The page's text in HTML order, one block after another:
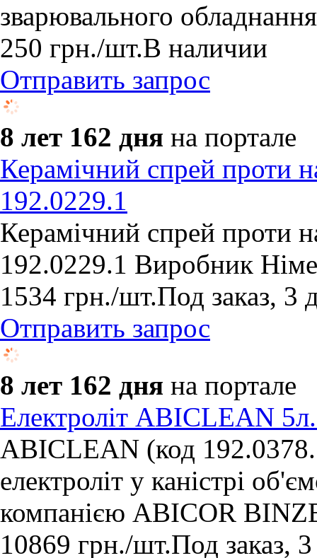
зварювального
250 грн./шт.В наличии
Отправить запрос
8 лет 162 дня на портале
Керамічний спрей проти
192.0229.1
Керамічний спрей проти
192.0229.1 Виробник
1534 грн./шт.Под заказ, 3
Отправить запрос
8 лет 162 дня на портале
Електроліт ABICLEAN
ABICLEAN (код
електроліт у каністрі
компанією ABICOR
10869 грн./шт.Под заказ,